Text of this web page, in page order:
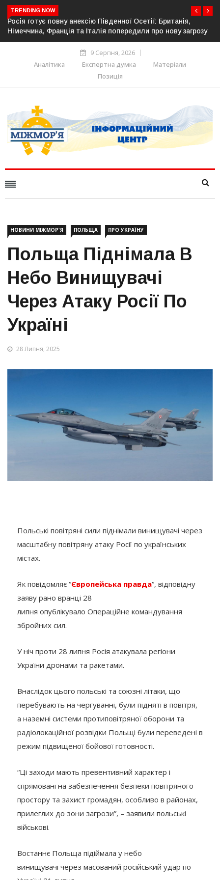
TRENDING NOW
Британія,
про нову загрозу
Естонія посилює кордон із Росією:
прикордонної інфраструктури
9 Серпня, 2026
Аналітика
Експертна думка
Матеріали
Позиція
НОВИНИ МІЖМОР'Я ПОЛЬЩА ПРО УКРАЇНУ
Польща Піднімала В
Небо Винищувачі
Через Атаку Росії По
Україні
28 Липня, 2025
Польські повітряні сили піднімали винищувачі через
масштабну повітряну атаку Росії по українських
містах.
Як повідомляє “Європейська правда“, відповідну
заяву рано вранці 28
липня опублікувало Операційне командування
збройних сил.
У ніч проти 28 липня Росія атакувала регіони
України дронами та ракетами.
Внаслідок цього польські та союзні літаки, що
перебувають на чергуванні, були підняті в повітря,
а наземні системи протиповітряної оборони та
радіолокаційної розвідки Польщі були переведені в
режим підвищеної бойової готовності.
“Ці заходи мають превентивний характер і
спрямовані на забезпечення безпеки повітряного
простору та захист громадян, особливо в районах,
прилеглих до зони загрози”, – заявили польські
військові.
Востаннє Польща підіймала у небо
винищувачі через масований російський удар по